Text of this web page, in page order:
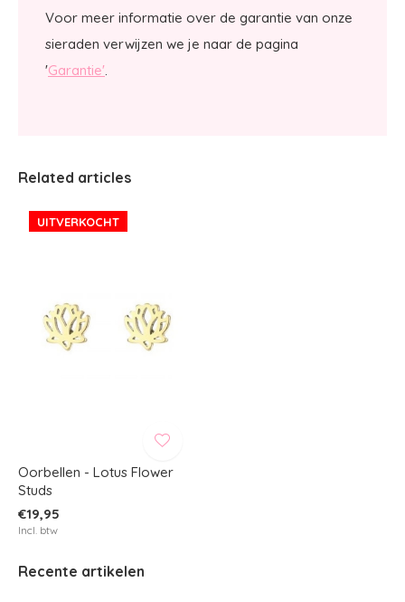
Voor meer informatie over de garantie van onze
sieraden verwijzen we je naar de pagina
'Garantie'.
Related articles
UITVERKOCHT
Oorbellen - Lotus Flower
Studs
€19,95
Incl. btw
Recente artikelen